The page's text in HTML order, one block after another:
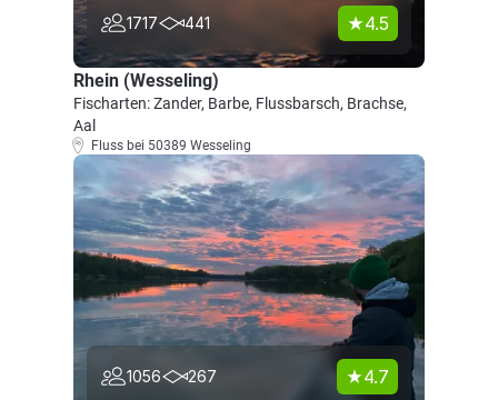
1717 441 4.5
Rhein (Wesseling)
Fischarten: Zander, Barbe, Flussbarsch, Brachse,
Aal
Fluss bei 50389 Wesseling
1056 267 4.7